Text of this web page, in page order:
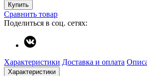
Купить
Сравнить товар
Поделиться в соц. сетях:
Характеристики Доставка и оплата
Характеристики